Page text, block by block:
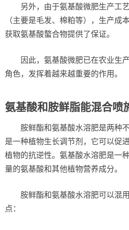
另外，由于氨基酸微肥生产工
（主要是毛发、棉粕等），生产成
获取氨基酸螯合物提供了保证。
因此，氨基酸微肥已在农业生
角色，发挥着越来越重要的作用。
氨基酸和胺鲜脂能混合喷
胺鲜酯和氨基酸水溶肥是两种
是一种植物生长调节剂，它可以促
植物的抗逆性。氨基酸水溶肥是一
量的氨基酸和其他植物营养成分。
胺鲜酯和氨基酸水溶肥可以混
点：